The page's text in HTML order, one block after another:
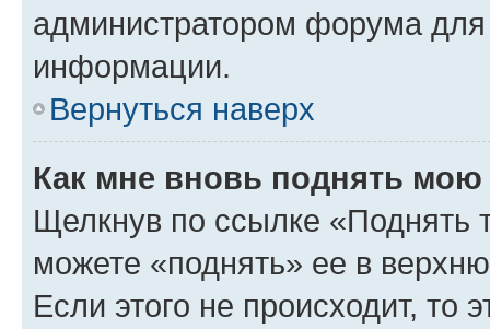
администратором форума
информации.
Вернуться наверх
Как мне вновь поднять мою
Щелкнув по ссылке «Поднять
можете «поднять» ее в
Если этого не происходит, то